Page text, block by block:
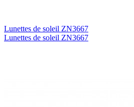
Lunettes de soleil ZN3667
Lunettes de soleil ZN3667